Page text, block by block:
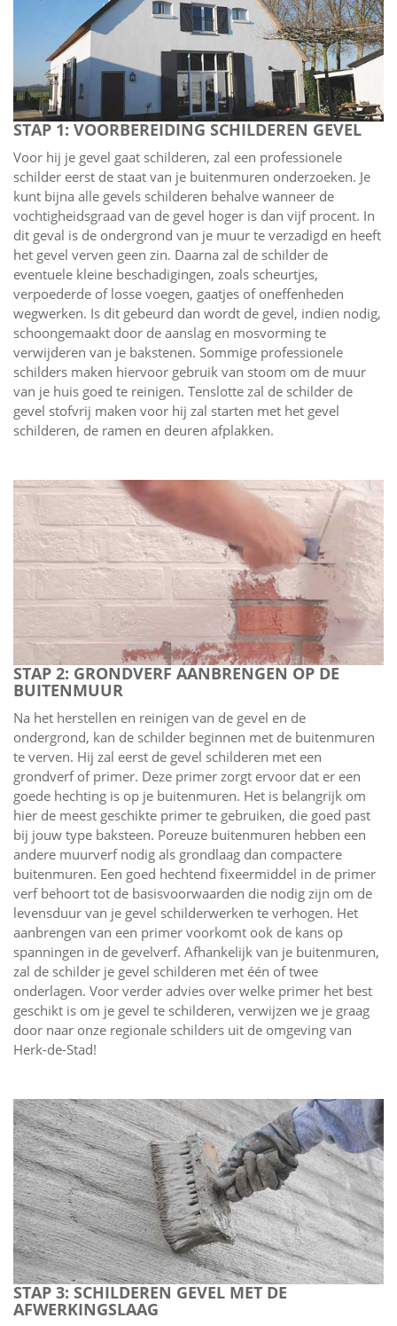
STAP 1: VOORBEREIDING SCHILDEREN GEVEL
Voor hij je gevel gaat schilderen, zal een professionele
schilder eerst de staat van je buitenmuren onderzoeken. Je
kunt bijna alle gevels schilderen behalve wanneer de
vochtigheidsgraad van de gevel hoger is dan vijf procent. In
dit geval is de ondergrond van je muur te verzadigd en heeft
het gevel verven geen zin. Daarna zal de schilder de
eventuele kleine beschadigingen, zoals scheurtjes,
verpoederde of losse voegen, gaatjes of oneffenheden
wegwerken. Is dit gebeurd dan wordt de gevel, indien nodig,
schoongemaakt door de aanslag en mosvorming te
verwijderen van je bakstenen. Sommige professionele
schilders maken hiervoor gebruik van stoom om de muur
van je huis goed te reinigen. Tenslotte zal de schilder de
gevel stofvrij maken voor hij zal starten met het gevel
schilderen, de ramen en deuren afplakken.
STAP 2: GRONDVERF AANBRENGEN OP DE
BUITENMUUR
Na het herstellen en reinigen van de gevel en de
ondergrond, kan de schilder beginnen met de buitenmuren
te verven. Hij zal eerst de gevel schilderen met een
grondverf of primer. Deze primer zorgt ervoor dat er een
goede hechting is op je buitenmuren. Het is belangrijk om
hier de meest geschikte primer te gebruiken, die goed past
bij jouw type baksteen. Poreuze buitenmuren hebben een
andere muurverf nodig als grondlaag dan compactere
buitenmuren. Een goed hechtend fixeermiddel in de primer
verf behoort tot de basisvoorwaarden die nodig zijn om de
levensduur van je gevel schilderwerken te verhogen. Het
aanbrengen van een primer voorkomt ook de kans op
spanningen in de gevelverf. Afhankelijk van je buitenmuren,
zal de schilder je gevel schilderen met één of twee
onderlagen. Voor verder advies over welke primer het best
geschikt is om je gevel te schilderen, verwijzen we je graag
door naar onze regionale schilders uit de omgeving van
Herk-de-Stad!
STAP 3: SCHILDEREN GEVEL MET DE
AFWERKINGSLAAG